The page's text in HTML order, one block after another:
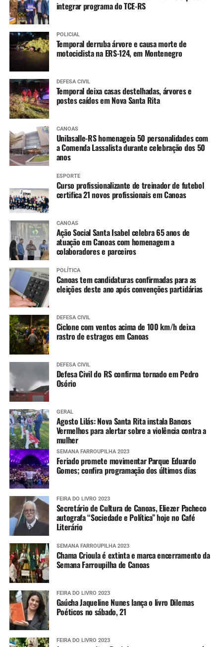
Varicela (1ª dose)
Hepatite A (1ª dose)
4 anos:
Tríplice bacteriana – DTP (2ª dose reforço)
Pólio (2ª dose reforço)
A partir dos 7 anos
Difteria e Tétano –
vacinal)
9 a 14 anos
HPV (dose única)
10 a 14 anos
Dengue (2 doses, com intervalo de 3 meses entre
as doses)
Meningo ACWY (dose única)
integrar programa do TCE-RS
POLICIAL
Temporal derruba árvore e causa morte de
motociclista na ERS-124, em Montenegro
DEFESA CIVIL
Temporal deixa casas destelhadas, árvores e
postes caídos em Nova Santa Rita
CANOAS
Unilasalle-RS homenageia 50 personalidades com
a Comenda Lassalista durante celebração dos 50
anos
ESPORTE
Curso profissionalizante de treinador de futebol
certifica 21 novos profissionais em Canoas
CANOAS
Ação Social Santa Isabel celebra 65 anos de
atuação em Canoas com homenagem a
colaboradores e parceiros
POLÍTICA
Canoas tem candidaturas confirmadas para as
eleições deste ano após convenções partidárias
DEFESA CIVIL
Ciclone com ventos acima de 100 km/h deixa
rastro de estragos em Canoas
DEFESA CIVIL
Defesa Civil do RS confirma tornado em Pedro
Osório
GERAL
Agosto Lilás: Nova Santa Rita instala Bancos
Vermelhos para alertar sobre a violência contra a
mulher
SEMANA FARROUPILHA 2023
Feriado promete movimentar Parque Eduardo
Gomes; confira programação dos últimos dias
FEIRA DO LIVRO 2023
Secretário de Cultura de Canoas, Eliezer Pacheco
autografa “Sociedade e Política” hoje no Café
Literário
SEMANA FARROUPILHA 2023
Chama Crioula é extinta e marca encerramento da
Semana Farroupilha de Canoas
FEIRA DO LIVRO 2023
Gaúcha Jaqueline Nunes lança o livro Dilemas
Poéticos no sábado, 21
FEIRA DO LIVRO 2023